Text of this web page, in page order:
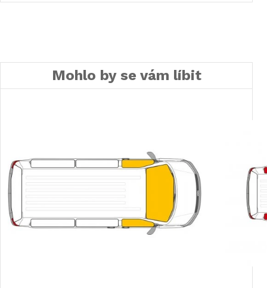
Mohlo by se vám líbit